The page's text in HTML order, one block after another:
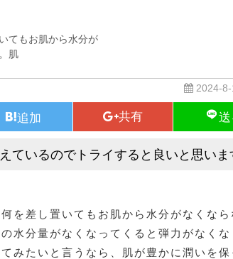
てもお肌から水分が
肌
2024-
ているのでトライすると良いと思い
造元がトライアルセットを揃えているのでトライ
を差し置いてもお肌から水分がなくなら
水分量がなくなってくると弾力がなくな
みたいと言うなら、肌が豊かに潤いを保